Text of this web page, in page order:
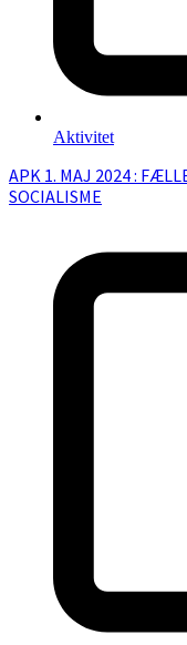
Aktivitet
APK 1. MAJ 2024 :
SOCIALISME